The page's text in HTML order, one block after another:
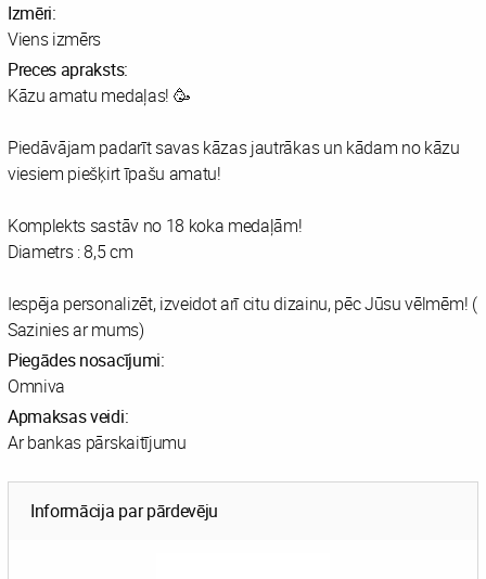
Izmēri:
Viens izmērs
Preces apraksts:
Kāzu amatu medaļas! 🥳
Piedāvājam padarīt savas kāzas jautrākas un kādam no kāzu
viesiem piešķirt īpašu amatu!
Komplekts sastāv no 18 koka medaļām!
Diametrs : 8,5 cm
Iespēja personalizēt, izveidot arī citu dizainu, pēc Jūsu vēlmēm! (
Sazinies ar mums)
Piegādes nosacījumi:
Omniva
Apmaksas veidi:
Ar bankas pārskaitījumu
Informācija par pārdevēju